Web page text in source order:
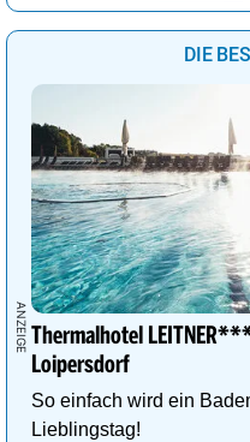
DIE
Thermalhotel
Loipersdorf
So einfach wird ein
Lieblingstag!